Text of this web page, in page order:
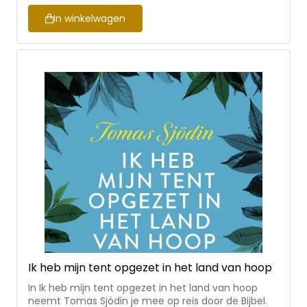
In winkelwagen
Ik heb mijn tent opgezet in het land van hoop
In Ik heb mijn tent opgezet in het land van hoop
neemt Tomas Sjödin je mee op reis door de Bijbel.